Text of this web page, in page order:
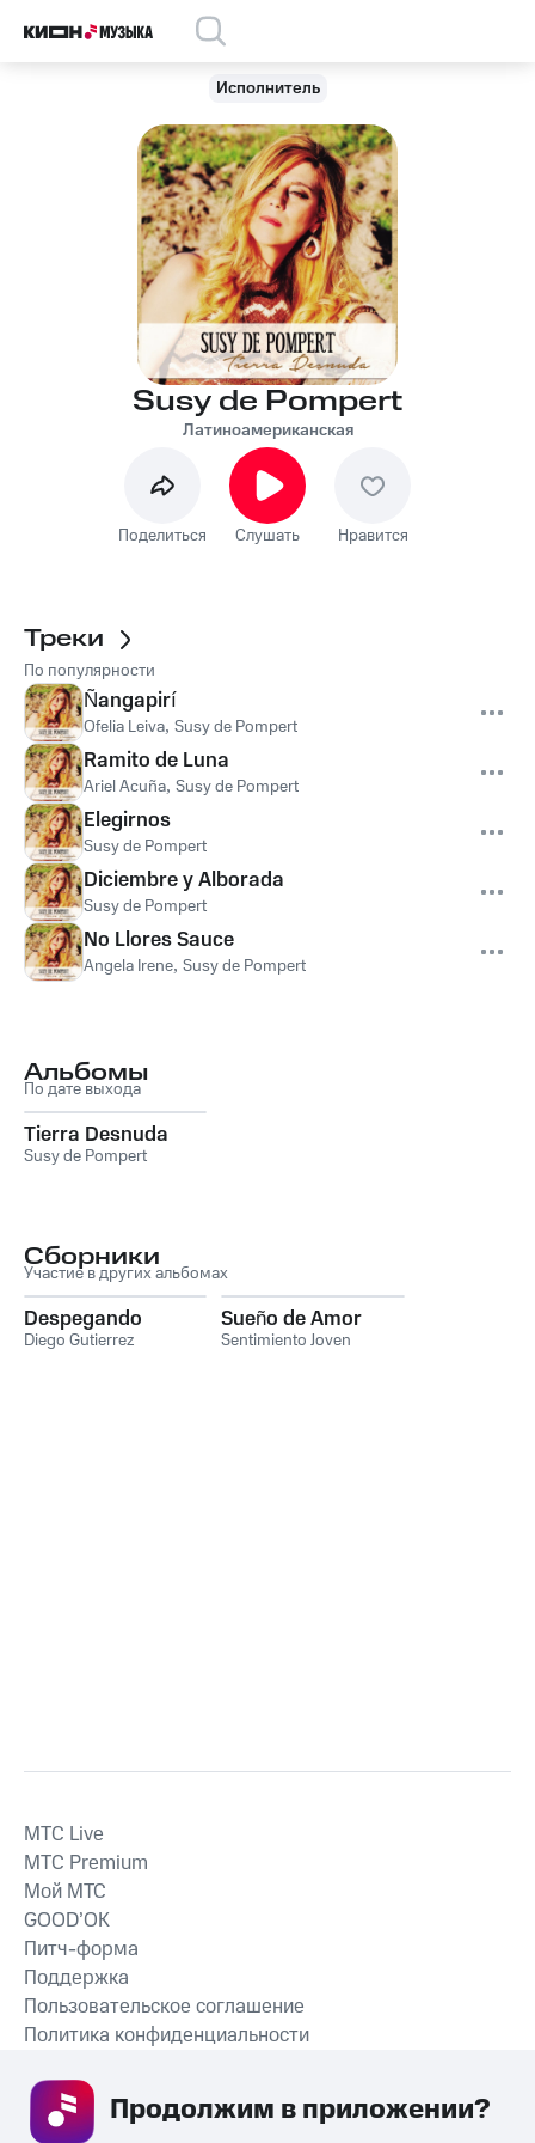
Исполнитель
Susy de Pompert
Латиноамериканская
Поделиться Слушать Нравится
Треки
По популярности
Ñangapirí
Ofelia Leiva, Susy de Pompert
Ramito de Luna
Ariel Acuña, Susy de Pompert
Elegirnos
Susy de Pompert
Diciembre y Alborada
Susy de Pompert
No Llores Sauce
Angela Irene, Susy de Pompert
Альбомы
По дате выхода
Tierra Desnuda
Susy de Pompert
Сборники
Участие в других альбомах
Despegando
Diego Gutierrez
Sueño de Amor
Sentimiento Joven
СКАЧАТЬ ПРИЛОЖЕНИЕ
MTС Live
MTС Premium
Мой МТС
GOOD’OK
Питч-форма
Поддержка
Пользовательское соглашение
Политика конфиденциальности